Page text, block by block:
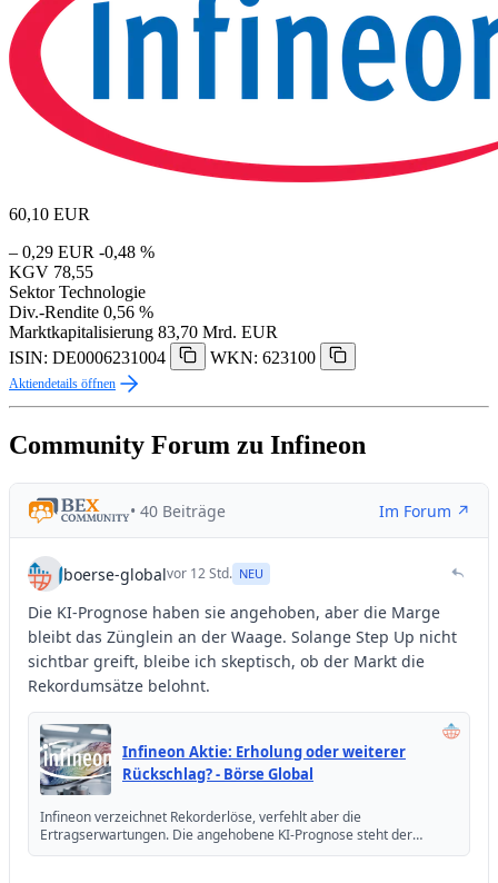
60,10 EUR
– 0,29 EUR -0,48 %
KGV 78,55
Sektor Technologie
Div.-Rendite 0,56 %
Marktkapitalisierung 83,70 Mrd. EUR
ISIN: DE0006231004
WKN: 623100
Aktiendetails öffnen
Community Forum zu Infineon